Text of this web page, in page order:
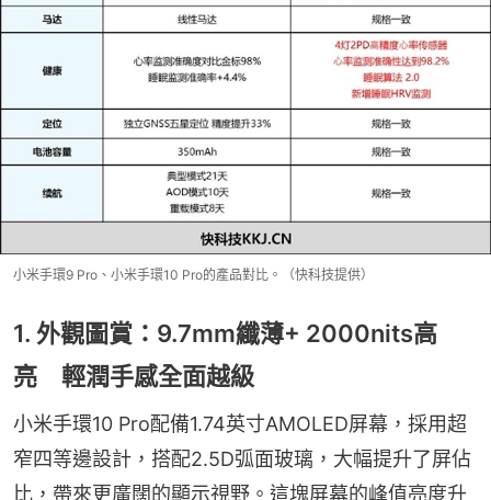
小米手環9 Pro、小米手環10 Pro的產品對比。（快科技提供）
1. 外觀圖賞：9.7mm纖薄+ 2000nits高
亮 輕潤手感全面越級
小米手環10 Pro配備1.74英寸AMOLED屏幕，採用超
窄四等邊設計，搭配2.5D弧面玻璃，大幅提升了屏佔
比，帶來更廣闊的顯示視野。這塊屏幕的峰值亮度升